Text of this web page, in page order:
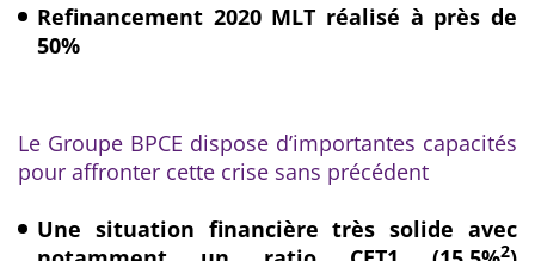
Refinancement 2020 MLT réalisé à près de
50%
Le Groupe BPCE dispose d’importantes capacités
pour affronter cette crise sans précédent
Une situation financière très solide avec
2